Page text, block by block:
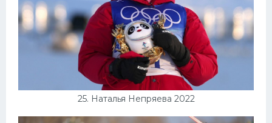
25. Наталья Непряева 2022